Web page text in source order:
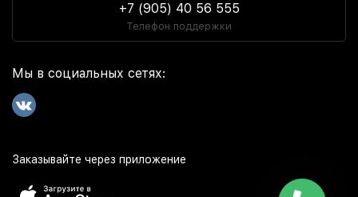
+7 (905) 40 56 555
Телефон поддержки
Мы в социальных сетях:
Заказывайте через приложение